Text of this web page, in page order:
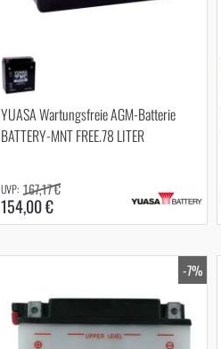
YUASA Wartungsfreie AGM-Batterie
BATTERY-MNT FREE.78 LITER
154,00 €
167,17 €
-7%